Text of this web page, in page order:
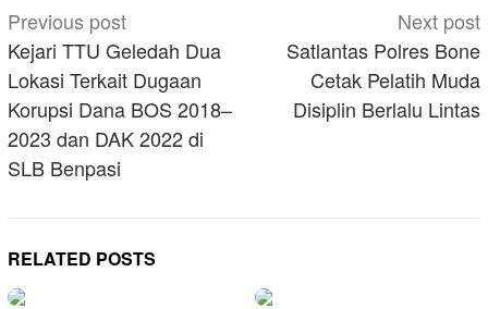
Post
navigation
Previous post
Kejari TTU Geledah Dua
Lokasi Terkait Dugaan
Korupsi Dana BOS 2018–
2023 dan DAK 2022 di
SLB Benpasi
Next post
Satlantas Polres Bone
Cetak Pelatih Muda
Disiplin Berlalu Lintas
RELATED POSTS